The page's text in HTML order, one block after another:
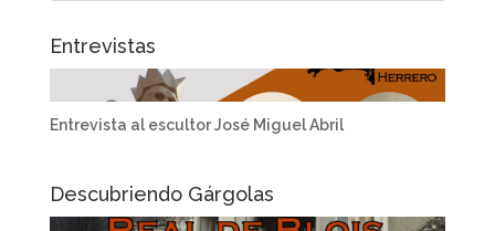
Entrevistas
Entrevista al escultor José Miguel Abril
Descubriendo Gárgolas